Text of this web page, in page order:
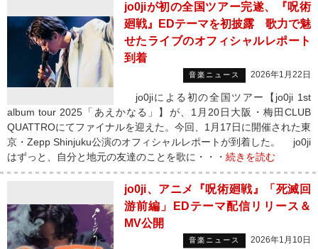
jo0jiが初の全国ツアー完遂、『呪術
廻戦』EDテーマを初披露 歌力で魅
せたライブのオフィシャルレポート
到着
音楽ニュース 2026年1月22日
jo0jiによる初の全国ツアー【jo0ji 1st
album tour 2025「あえかなる」】が、1月20日大阪・梅田CLUB
QUATTROにてファイナルを迎えた。今回、1月17日に開催された東
京・Zepp Shinjuku公演のオフィシャルレポートが到着した。 jo0ji
はずっと、自分と地元の友達のことを歌に・・・ 続きを読む
jo0ji、アニメ『呪術廻戦』「死滅回
游前編」EDテーマ配信リリース＆
MV公開
音楽ニュース 2026年1月10日